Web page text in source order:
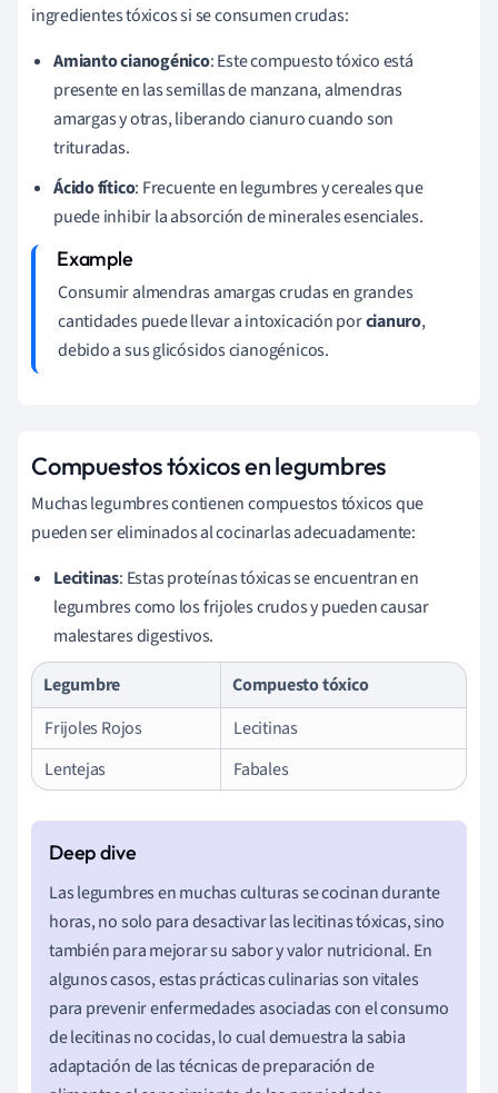
ingredientes tóxicos si se consumen crudas:
Amianto cianogénico: Este compuesto tóxico está
presente en las semillas de manzana, almendras
amargas y otras, liberando cianuro cuando son
trituradas.
Ácido fítico: Frecuente en legumbres y cereales que
puede inhibir la absorción de minerales esenciales.
Consumir almendras amargas crudas en grandes
cantidades puede llevar a intoxicación porcianuro,
debido a sus glicósidos cianogénicos.
Compuestos tóxicos en legumbres
Muchas legumbres contienen compuestos tóxicos que
pueden ser eliminados al cocinarlas adecuadamente:
Lecitinas: Estas proteínas tóxicas se encuentran en
legumbres como los frijoles crudos y pueden causar
malestares digestivos.
Legumbre
Compuesto tóxico
Frijoles Rojos
Lecitinas
Lentejas
Fabales
Las legumbres en muchas culturas se cocinan durante
horas, no solo para desactivar las lecitinas tóxicas, sino
también para mejorar su sabor y valor nutricional. En
algunos casos, estas prácticas culinarias son vitales
para prevenir enfermedades asociadas con el consumo
de lecitinas no cocidas, lo cual demuestra la sabia
adaptación de las técnicas de preparación de